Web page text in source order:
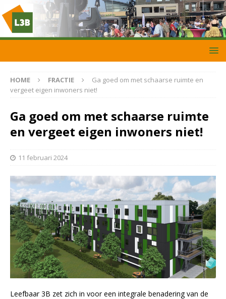
HOME FRACTIE
Ga goed om met schaarse ruimte en
vergeet eigen inwoners niet!
Ga goed om met schaarse ruimte
en vergeet eigen inwoners niet!
11 februari 2024
Leefbaar 3B zet zich in voor een integrale benadering van de